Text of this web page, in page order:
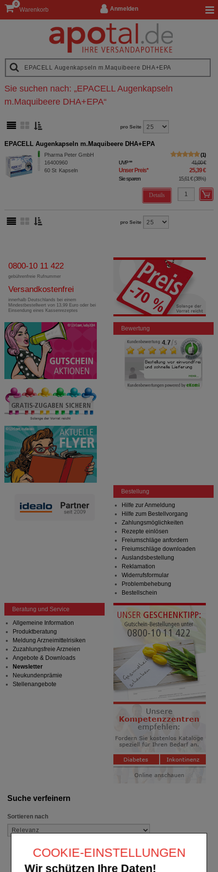
COOKIE-EINSTELLUNGEN
Wir schützen Ihre Daten!
Anmelden
Warenkorb
0
Suche verfeinern
Sortieren nach
Sie suchen nach: „EPACELL Augenkapseln
m.Maquibeere DHA+EPA“
pro Seite
EPACELL Augenkapseln m.Maquibeere DHA+EPA
Pharma Peter GmbH
16400960
60 St Kapseln
1
UVP** 41,00 €
Unser Preis* 25,39 €
Sie sparen 15,61 €(38%)
Details
pro Seite
0800-10 11 422
gebührenfreie Rufnummer
Versandkostenfrei
innerhalb Deutschlands bei einem
Mindestbestellwert von 13,99 Euro oder bei
Einsendung eines Kassenrezeptes
Bewertung
Bestellung
Hilfe zur Anmeldung
Hilfe zum Bestellvorgang
Zahlungsmöglichkeiten
Rezepte einlösen
Freiumschläge anfordern
Freiumschläge downloaden
Auslandsbestellung
Reklamation
Widerrufsformular
Problembehebung
Bestellschein
Beratung und Service
Allgemeine Information
Produktberatung
Meldung Arzneimittelrisiken
Zuzahlungsfreie Arzneien
Angebote & Downloads
Newsletter
Neukundenprämie
Stellenangebote